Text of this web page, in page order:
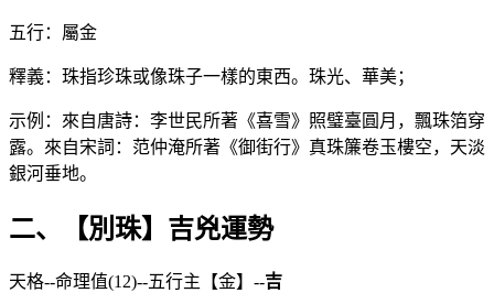
五行：屬金
釋義：珠指珍珠或像珠子一樣的東西。珠光、華美；
示例：來自唐詩：李世民所著《喜雪》照璧臺圓月，飄珠箔穿
露。來自宋詞：范仲淹所著《御街行》真珠簾卷玉樓空，天淡
銀河垂地。
二、【別珠】吉兇運勢
天格--命理值(12)--五行主【金】--吉